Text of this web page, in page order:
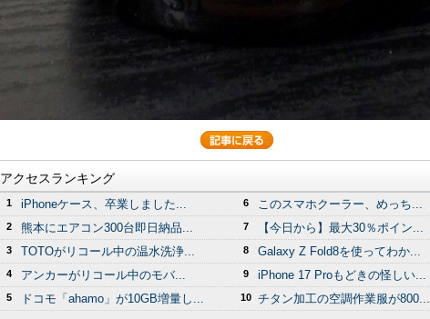
アクセスランキング
1 iPhoneケース、卒業しました...
2 熊本にエアコン300台即日納品...
3 TOTOがリコール中の温水洗浄...
4 アンカーがリコール中のモバ...
5 ドコモ「ahamo」が10GB増量し...
6 このスマホクーラー、めっち...
7 【今日から】最大30％ポイン...
8 Galaxy Z Fold8を使ってわか...
9 iPhone 17 Proもどきの怪しい...
10 チタン加工の空調作業服が800...